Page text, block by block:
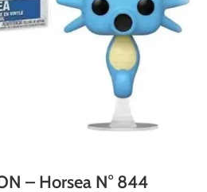
– Horsea N° 844